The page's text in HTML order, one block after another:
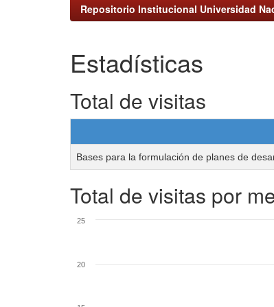
Repositorio Institucional Universidad
Estadísticas
Total de visitas
Bases para la formulación de planes de
Total de visitas por
20
25